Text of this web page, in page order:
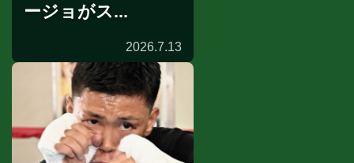
ージョがス...
2026.7.13